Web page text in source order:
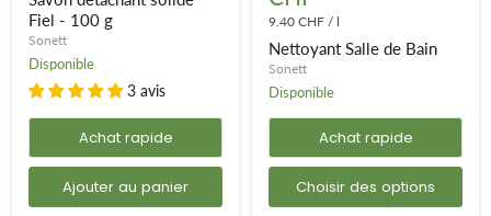
Transparence des ingrédients :
Sonett déclare tous les
ingrédients utilisés sur ses emballages.
Additif balsamique dynamisé :
Dans un processus particulier,
l'additif balsamique des produits est dynamisé dans un oloïde,
garantissant un produit de haute qualité énergétique.
Les produits Sonett sont conçus pour
prendre soin de votre maison
et de votre santé, tout en respectant l’environnement.
100
g
Fiel - 100 g
Sonett
Disponible
3 avis
Achat rapide
Ajouter au panier
9.40 CHF / l
Nettoyant Salle de Bain
Sonett
Disponible
Achat rapide
Choisir des options